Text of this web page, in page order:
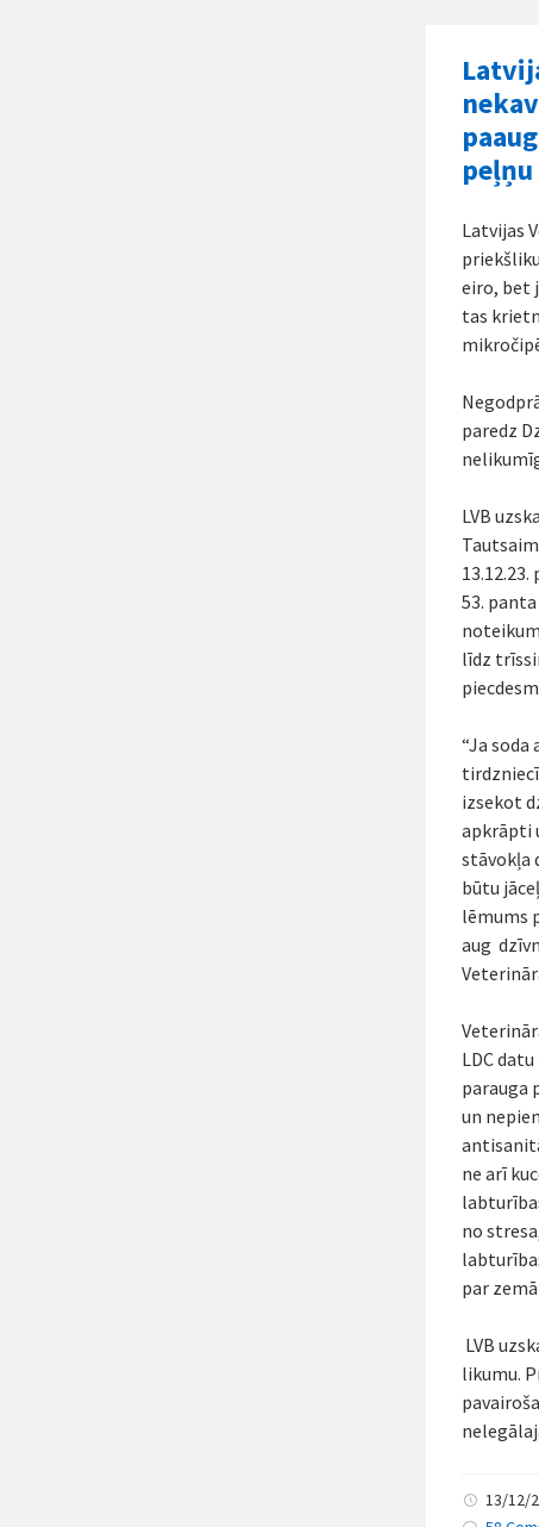
Latvijas
eiro, bet
tas
paredz
LVB
53.
līdz
“Ja
izsekot
apkrāpti
stāvokļa
būtu
lēmums
aug
LDC
parauga
un
ne arī
no
par
LVB
likumu.
13/12/